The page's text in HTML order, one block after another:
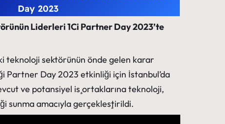
Day 2023
Liderleri 1Ci Partner Day 2023’te
teknoloji sektörünün önde gelen karar
Partner Day 2023 etkinliği için İstanbul’da
ve potansiyel iş ortaklarına teknoloji,
sunma amacıyla gerçekleştirildi.